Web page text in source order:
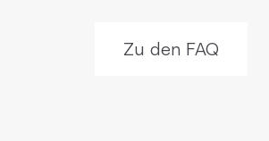
Zu den FAQ